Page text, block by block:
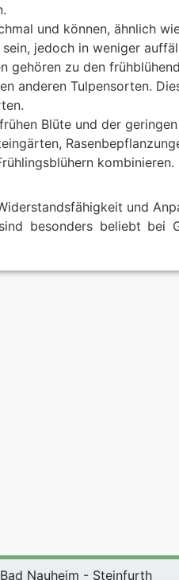
und können, ähnlich
jedoch in weniger
gehören zu den
anderen Tulpensorten.
Blüte und der
kombinieren.
und
besonders beliebt bei
Nauheim - Steinfurth